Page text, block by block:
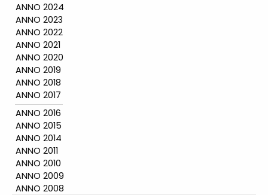
ANNO 2024
ANNO 2023
ANNO 2022
ANNO 2021
ANNO 2020
ANNO 2019
ANNO 2018
ANNO 2017
ANNO 2016
ANNO 2015
ANNO 2014
ANNO 2011
ANNO 2010
ANNO 2009
ANNO 2008